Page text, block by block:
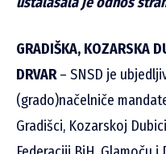
GRADIŠKA, KOZARSKA
DRVAR– SNSD je
(grado)načelniče
Gradišci, Kozarskoj